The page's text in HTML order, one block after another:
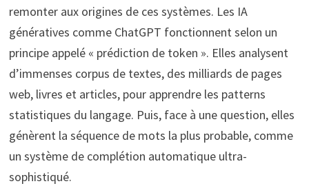
remonter aux origines de ces systèmes. Les IA
génératives comme ChatGPT fonctionnent selon un
principe appelé « prédiction de token ». Elles analysent
d’immenses corpus de textes, des milliards de pages
web, livres et articles, pour apprendre les patterns
statistiques du langage. Puis, face à une question, elles
génèrent la séquence de mots la plus probable, comme
un système de complétion automatique ultra-
sophistiqué.